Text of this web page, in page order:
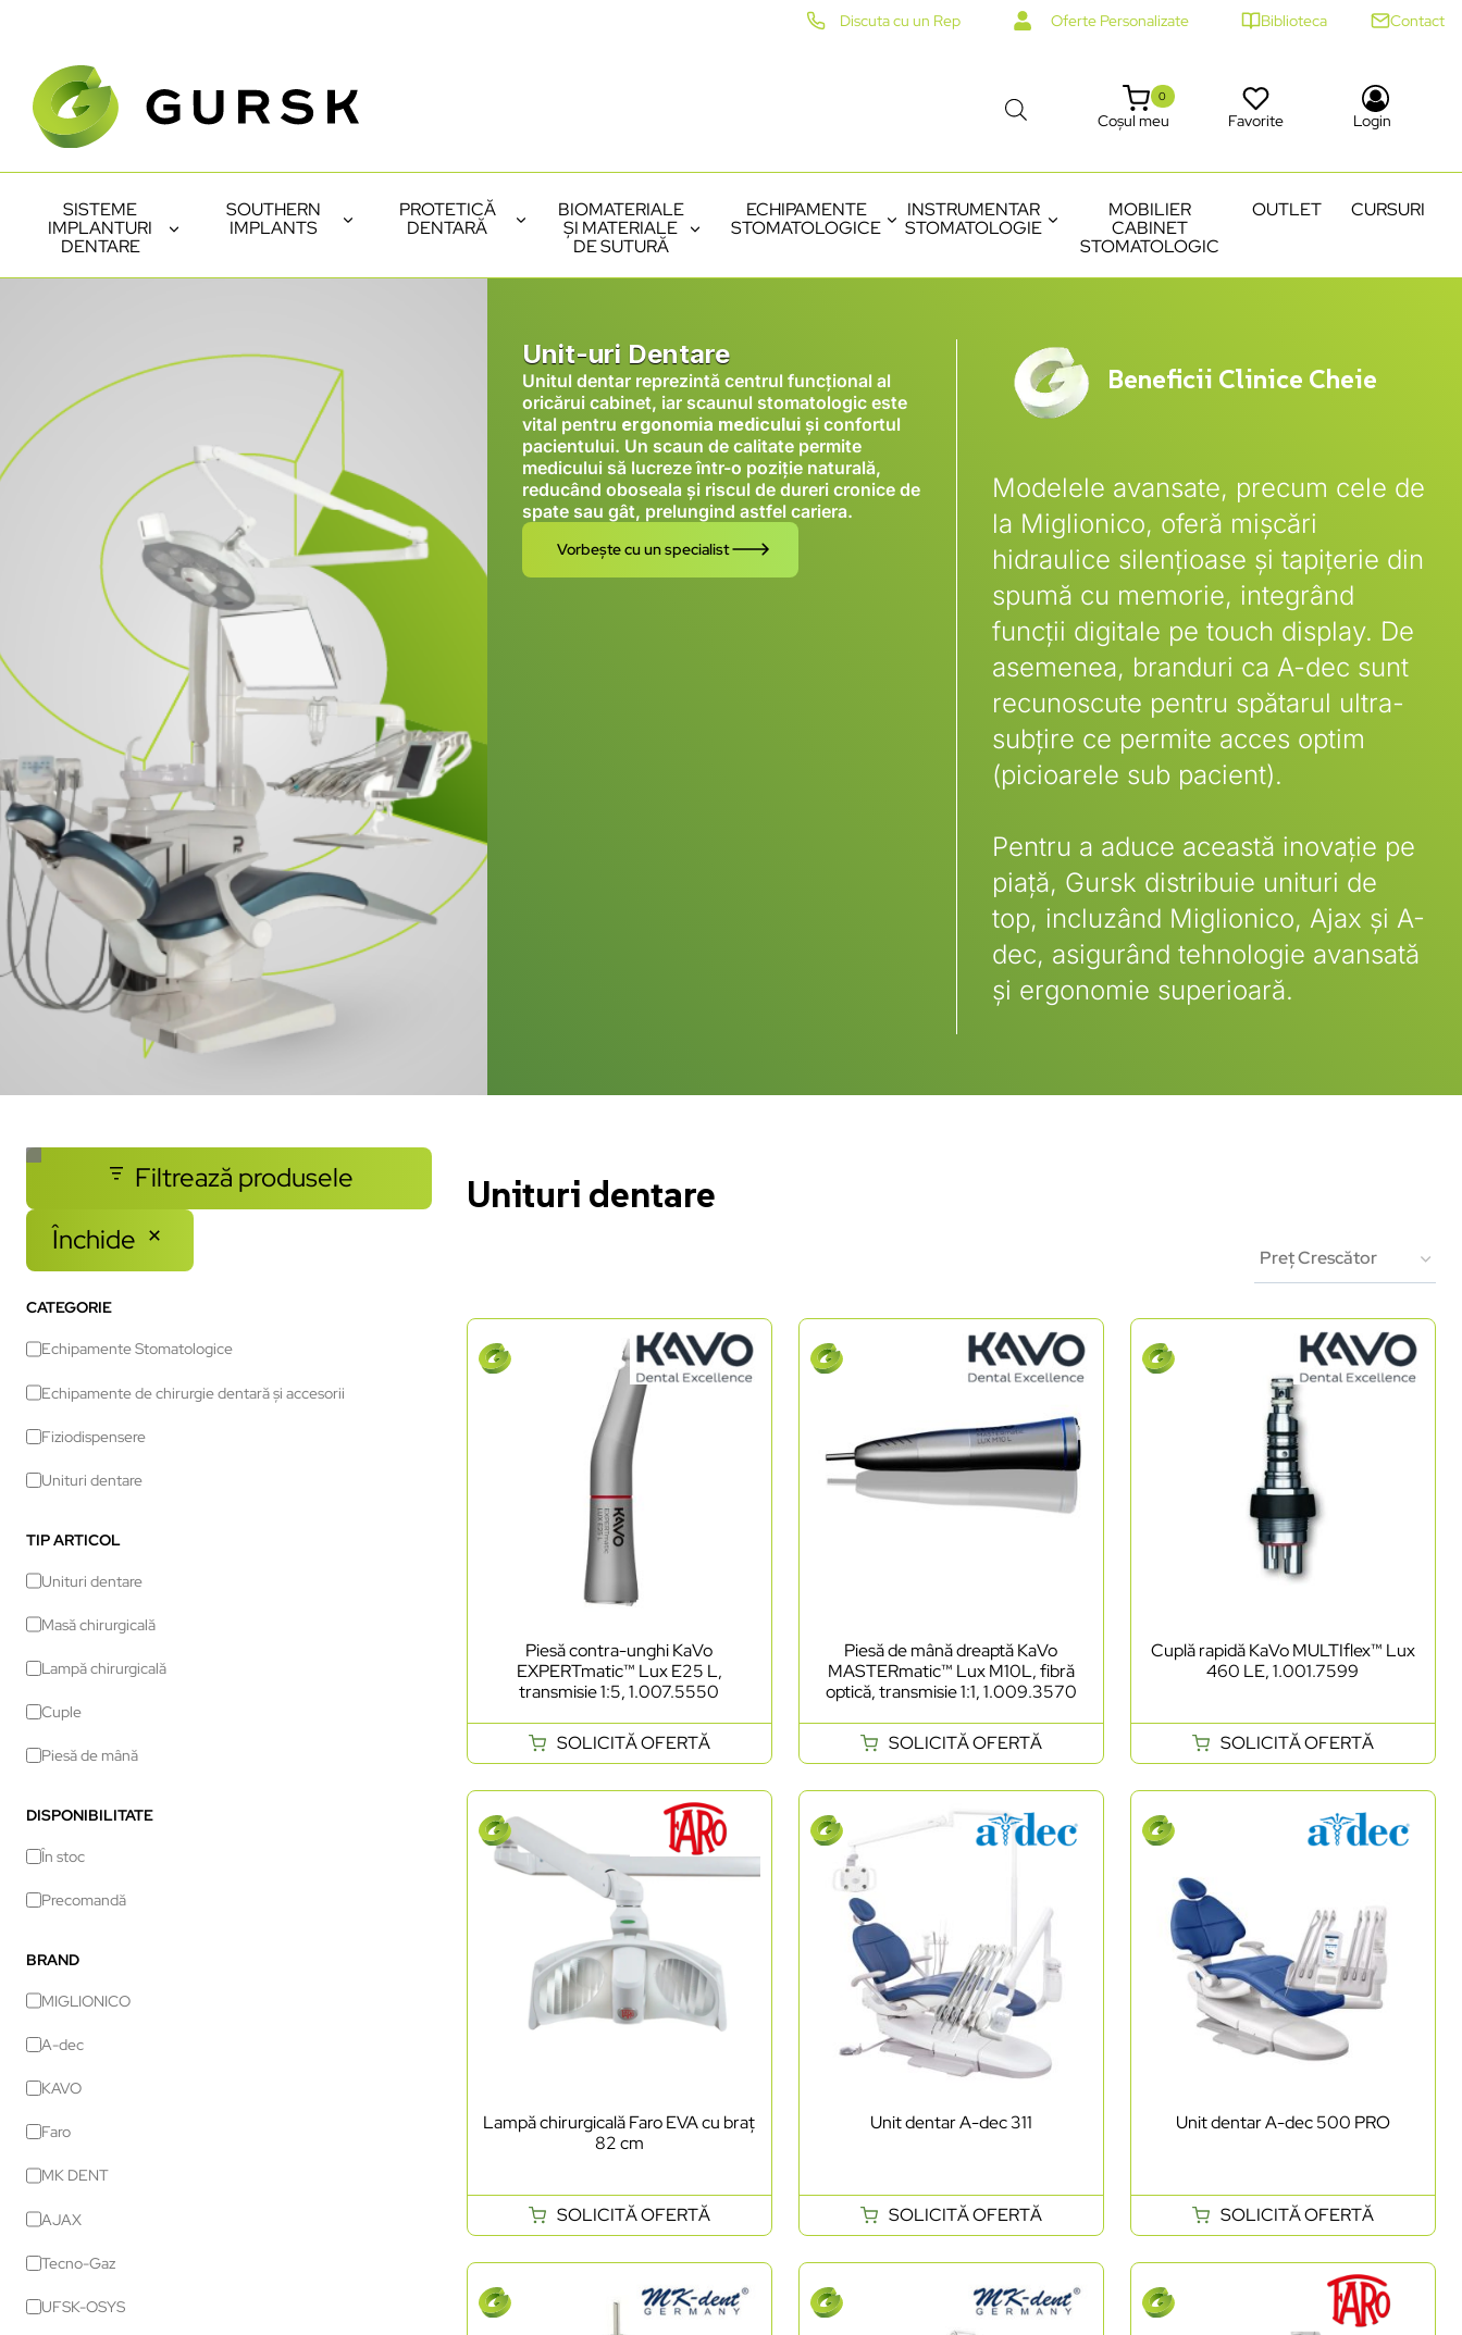
Discuta cu un Rep Oferte Personalizate Biblioteca Contact
Coșul meu
0
Favorite Login
SISTEME
IMPLANTURI
DENTARE
SOUTHERN
IMPLANTS
PROTETICĂ
DENTARĂ
BIOMATERIALE
ȘI MATERIALE
DE SUTURĂ
ECHIPAMENTE
STOMATOLOGICE
INSTRUMENTAR
STOMATOLOGIE
MOBILIER
CABINET
STOMATOLOGIC
OUTLET CURSURI
Unit-uri Dentare
Unitul dentar reprezintă centrul funcțional al
oricărui cabinet, iar scaunul stomatologic este
vital pentru ergonomia medicului și confortul
pacientului. Un scaun de calitate permite
medicului să lucreze într-o poziție naturală,
reducând oboseala și riscul de dureri cronice de
spate sau gât, prelungind astfel cariera.
Vorbește cu un specialist
Beneficii Clinice Cheie
Modelele avansate, precum cele de
la Miglionico, oferă mișcări
hidraulice silențioase și tapițerie din
spumă cu memorie, integrând
funcții digitale pe touch display. De
asemenea, branduri ca A-dec sunt
recunoscute pentru spătarul ultra-
subțire ce permite acces optim
(picioarele sub pacient).
Pentru a aduce această inovație pe
piață, Gursk distribuie unituri de
top, incluzând Miglionico, Ajax și A-
dec, asigurând tehnologie avansată
și ergonomie superioară.
Filtrează produsele
Închide
CATEGORIE
Echipamente Stomatologice
Echipamente de chirurgie dentară și accesorii
Fiziodispensere
Unituri dentare
TIP ARTICOL
Unituri dentare
Masă chirurgicală
Lampă chirurgicală
Cuple
Piesă de mână
DISPONIBILITATE
În stoc
Precomandă
BRAND
MIGLIONICO
A-dec
KAVO
Faro
MK DENT
AJAX
Tecno-Gaz
UFSK-OSYS
Unituri dentare
Piesă contra-unghi KaVo
EXPERTmatic™ Lux E25 L,
transmisie 1:5, 1.007.5550
SOLICITĂ OFERTĂ
Piesă de mână dreaptă KaVo
MASTERmatic™ Lux M10L, fibră
optică, transmisie 1:1, 1.009.3570
SOLICITĂ OFERTĂ
Cuplă rapidă KaVo MULTIflex™ Lux
460 LE, 1.001.7599
SOLICITĂ OFERTĂ
Lampă chirurgicală Faro EVA cu braț
82 cm
SOLICITĂ OFERTĂ
Unit dentar A-dec 311
SOLICITĂ OFERTĂ
Unit dentar A-dec 500 PRO
SOLICITĂ OFERTĂ